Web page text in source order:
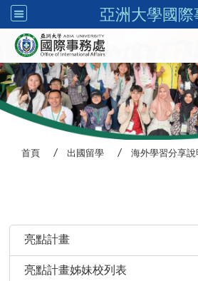
亞洲大學國際
首頁 出國留學 海外學習分享說
亮點計畫
亮點計畫姊妹校列表